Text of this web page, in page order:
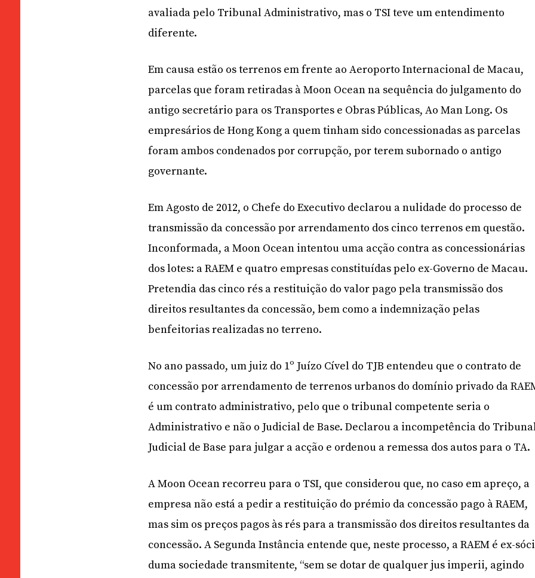
avaliada pelo Tribunal Administrativo, mas o TSI teve um entendimento
diferente.
Em causa estão os terrenos em frente ao Aeroporto Internacional de Macau,
parcelas que foram retiradas à Moon Ocean na sequência do julgamento do
antigo secretário para os Transportes e Obras Públicas, Ao Man Long. Os
empresários de Hong Kong a quem tinham sido concessionadas as parcelas
foram ambos condenados por corrupção, por terem subornado o antigo
governante.
Em Agosto de 2012, o Chefe do Executivo declarou a nulidade do processo de
transmissão da concessão por arrendamento dos cinco terrenos em questão.
Inconformada, a Moon Ocean intentou uma acção contra as concessionárias
dos lotes: a RAEM e quatro empresas constituídas pelo ex-Governo de Macau.
Pretendia das cinco rés a restituição do valor pago pela transmissão dos
direitos resultantes da concessão, bem como a indemnização pelas
benfeitorias realizadas no terreno.
No ano passado, um juiz do 1º Juízo Cível do TJB entendeu que o contrato de
concessão por arrendamento de terrenos urbanos do domínio privado da
é um contrato administrativo, pelo que o tribunal competente seria o
Administrativo e não o Judicial de Base. Declarou a incompetência do
Judicial de Base para julgar a acção e ordenou a remessa dos autos para o TA.
A Moon Ocean recorreu para o TSI, que considerou que, no caso em apreço, a
empresa não está a pedir a restituição do prémio da concessão pago à RAEM,
mas sim os preços pagos às rés para a transmissão dos direitos resultantes da
concessão. A Segunda Instância entende que, neste processo, a RAEM é ex-
duma sociedade transmitente, “sem se dotar de qualquer jus imperii, agindo